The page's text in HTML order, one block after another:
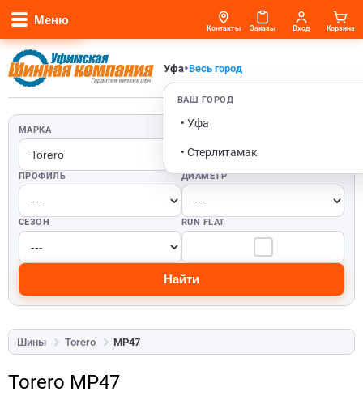
Меню
Уфа•Весь город
ВАШ ГОРОД
• Уфа
• Стерлитамак
Контакты Заказы Вход Корзина
МАРКА ШИРИНА
ПРОФИЛЬ ДИАМЕТР
СЕЗОН RUN FLAT
Найти
Шины Torero MP47
Torero MP47